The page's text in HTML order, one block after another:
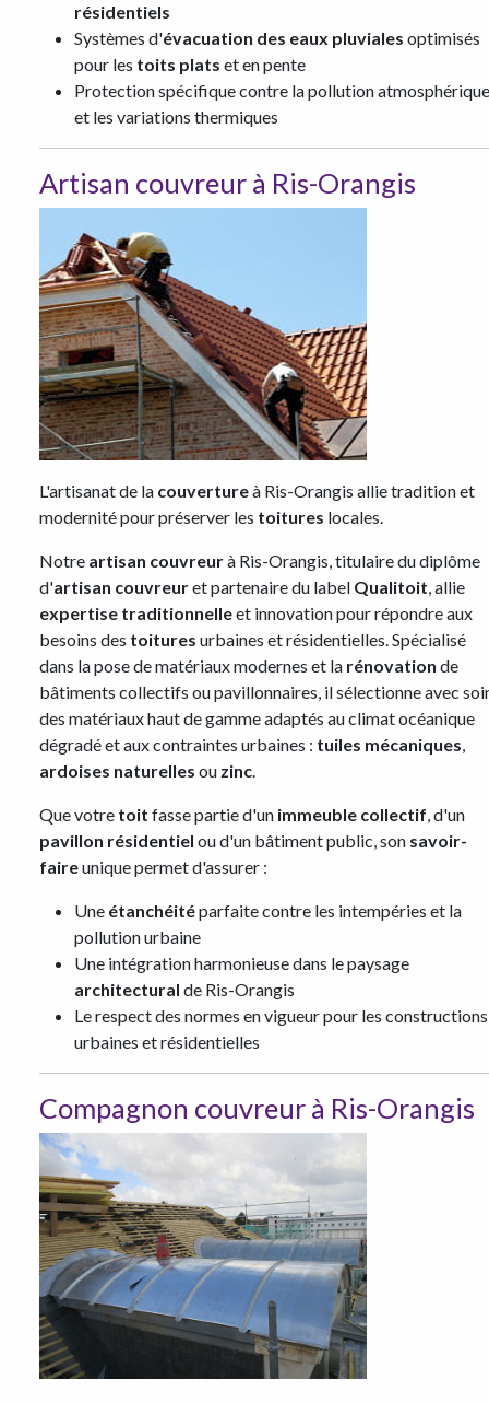
résidentiels
Systèmes d'évacuation des eaux pluviales optimisés
pour les toits plats et en pente
Protection spécifique contre la pollution atmosphérique
et les variations thermiques
Artisan couvreur à Ris-Orangis
L'artisanat de la couvertureà Ris-Orangis allie tradition et
modernité pour préserver les toitures locales.
Notre artisan couvreurà Ris-Orangis, titulaire du diplôme
d'artisan couvreuret partenaire du label Qualitoit, allie
expertise traditionnelleet innovation pour répondre aux
besoins des toitures urbaines et résidentielles. Spécialisé
dans la pose de matériaux modernes et la rénovation de
bâtiments collectifs ou pavillonnaires, il sélectionne avec
des matériaux haut de gamme adaptés au climat océanique
dégradé et aux contraintes urbaines : tuiles mécaniques,
ardoises naturelles ou zinc.
Que votre toit fasse partie d'un immeuble collectif, d'un
pavillon résidentiel ou d'un bâtiment public, son savoir-
faireunique permet d'assurer :
Une étanchéitéparfaite contre les intempéries et la
pollution urbaine
Une intégration harmonieuse dans le paysage
architectural de Ris-Orangis
Le respect des normes en vigueur pour les constructions
urbaines et résidentielles
Compagnon couvreur à Ris-Orangis